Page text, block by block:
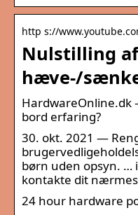
http s://
Nulstilling af
hæve-/
bord erfaring?
30. okt. 2021 —
børn uden opsyn. …
kontakte dit
24 hour hardware